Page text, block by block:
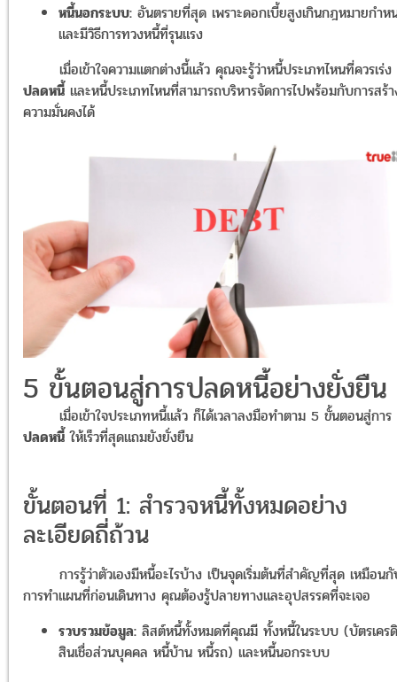
หนี้นอกระบบ: อันตรายที่สุด เพราะดอกเบี้ยสูงเกินกฎหมายกำห
และมีวิธีการทวงหนี้ที่รุนแรง
เมื่อเข้าใจความแตกต่างนี้แล้ว คุณจะรู้ว่าหนี้ประเภทไหนที่ควรเร่ง
ปลดหนี้ และหนี้ประเภทไหนที่สามารถบริหารจัดการไปพร้อมกับการสร้
ความมั่นคงได้
5 ขั้นตอนสู่การปลดหนี้อย่างยั่งยืน
เมื่อเข้าใจประเภทหนี้แล้ว ก็ได้เวลาลงมือทำตาม 5 ขั้นตอนสู่การ
ปลดหนี้ ให้เร็วที่สุดแถมยังยั่งยืน
ขั้นตอนที่ 1: สำรวจหนี้ทั้งหมดอย่าง
ละเอียดถี่ถ้วน
การรู้ว่าตัวเองมีหนี้อะไรบ้าง เป็นจุดเริ่มต้นที่สำคัญที่สุด เหมือน
การทำแผนที่ก่อนเดินทาง คุณต้องรู้ปลายทางและอุปสรรคที่จะเจอ
รวบรวมข้อมูล: ลิสต์หนี้ทั้งหมดที่คุณมี ทั้งหนี้ในระบบ (บัตรเคร
สินเชื่อส่วนบุคคล หนี้บ้าน หนี้รถ) และหนี้นอกระบบ